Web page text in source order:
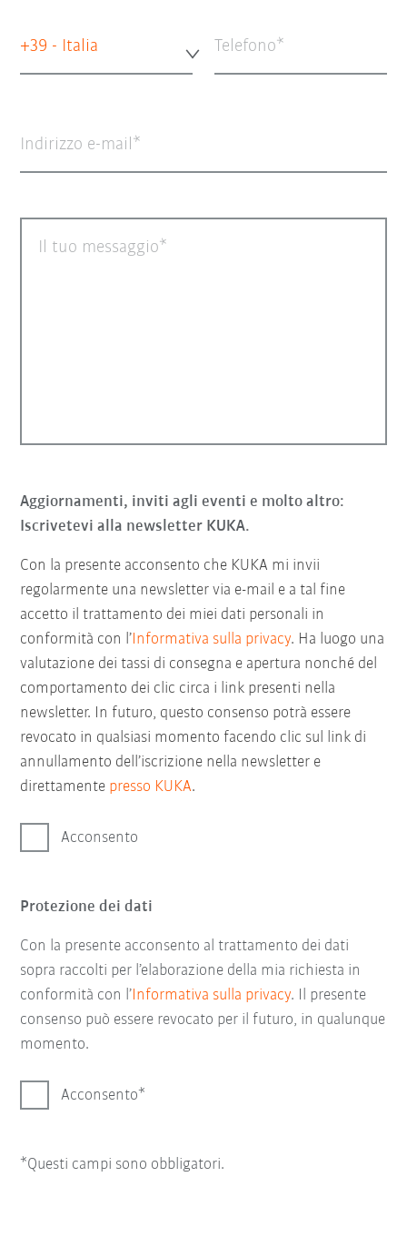
+39 - Italia Telefono
Indirizzo e-mail
Il tuo messaggio
Aggiornamenti, inviti agli eventi e molto altro:
Iscrivetevi alla newsletter KUKA.
Con la presente acconsento che KUKA mi invii
regolarmente una newsletter via e-mail e a tal fine
accetto il trattamento dei miei dati personali in
conformità con l’Informativa sulla privacy. Ha luogo una
valutazione dei tassi di consegna e apertura nonché del
comportamento dei clic circa i link presenti nella
newsletter. In futuro, questo consenso potrà essere
revocato in qualsiasi momento facendo clic sul link di
annullamento dell’iscrizione nella newsletter e
direttamente presso KUKA.
Acconsento
Protezione dei dati
Con la presente acconsento al trattamento dei dati
sopra raccolti per l’elaborazione della mia richiesta in
conformità con l’Informativa sulla privacy. Il presente
consenso può essere revocato per il futuro, in qualunque
momento.
Acconsento
*Questi campi sono obbligatori.